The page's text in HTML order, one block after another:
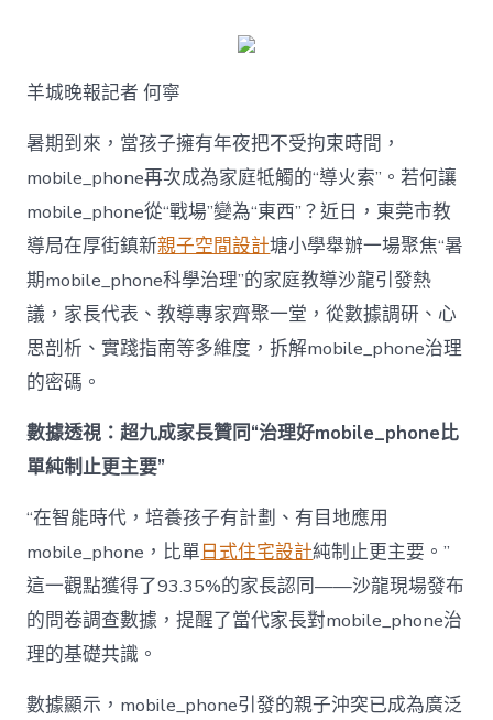
治
理
難
題？
讓
mobilJIUYI
俱
意
空
間
設
成
為
東
西”，
而
非
“家
庭
中
羊城晚報記者 何寧
暑期到來，當孩子擁有年夜把不受拘束時間，
mobile_phone再次成為家庭牴觸的“導火索”。若何讓
mobile_phone從“戰場”變為“東西”？近日，東莞市教
導局在厚街鎮新親子空間設計塘小學舉辦一場聚焦“暑
期mobile_phone科學治理”的家庭教導沙龍引發熱
議，家長代表、教導專家齊聚一堂，從數據調研、心
思剖析、實踐指南等多維度，拆解mobile_phone治理
的密碼。
數據透視：超九成家長贊同“治理好mobile_phone比
單純制止更主要”
“在智能時代，培養孩子有計劃、有目地應用
mobile_phone，比單日式住宅設計純制止更主要。”
這一觀點獲得了93.35%的家長認同——沙龍現場發布
的問卷調查數據，提醒了當代家長對mobile_phone治
理的基礎共識。
數據顯示，mobile_phone引發的親子沖突已成為廣泛